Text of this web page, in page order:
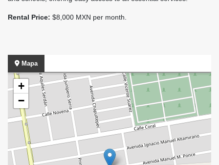
Rental Price: $8,000 MXN per month.
Mapa
+
−